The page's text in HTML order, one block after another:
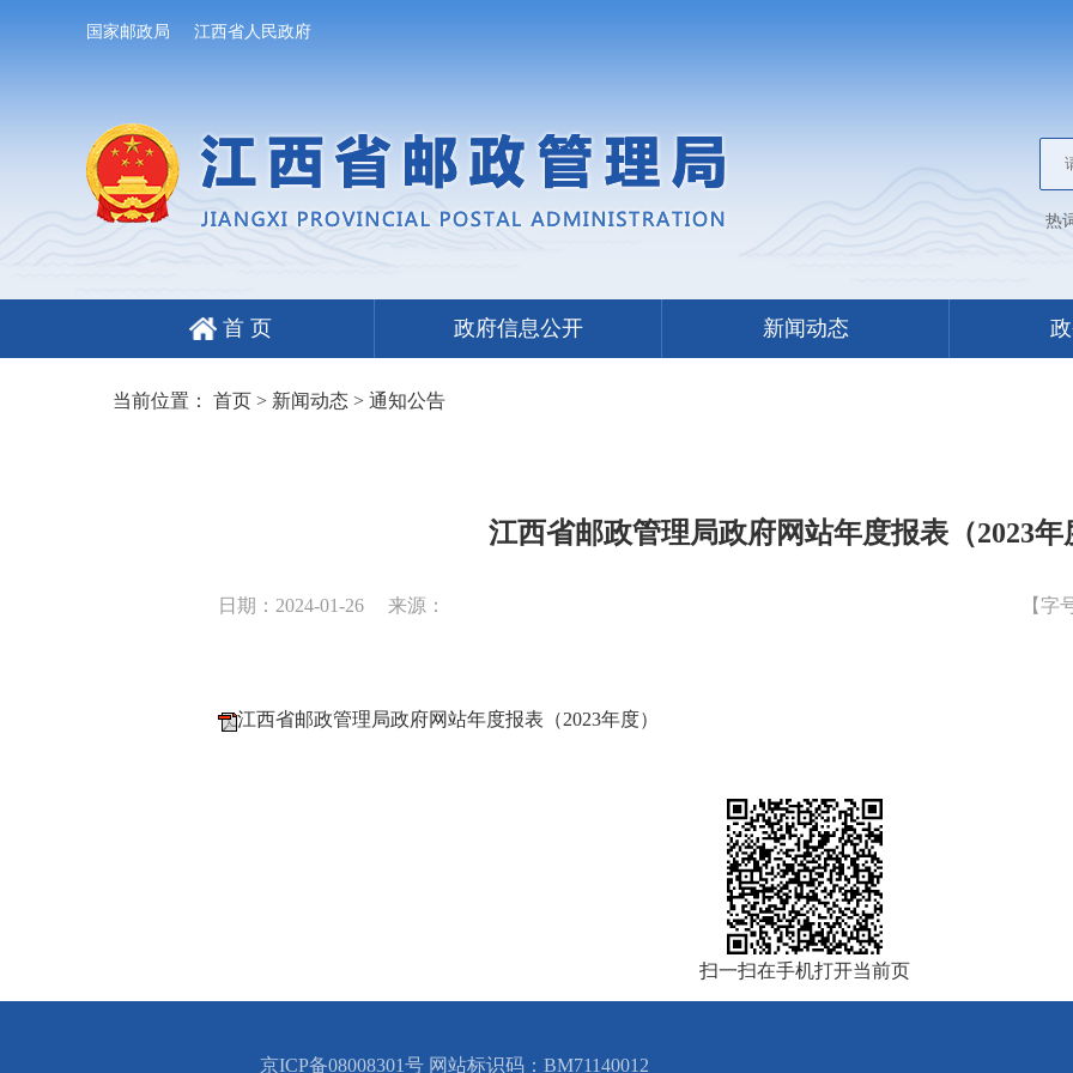
国家邮政局 江西省人民政府
热
首 页 政府信息公开 新闻动态
当前位置： 首页> 新闻动态> 通知公告
江西省邮政管理局政府网站年度报表（2023年
日期：2024-01-26 来源： 【字
江西省邮政管理局政府网站年度报表（2023年度）
扫一扫在手机打开当前页
京ICP备08008301号 网站标识码：BM71140012